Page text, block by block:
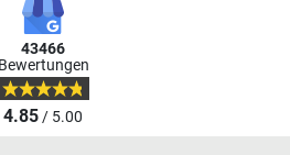
43466
Bewertungen
4.85/ 5.00